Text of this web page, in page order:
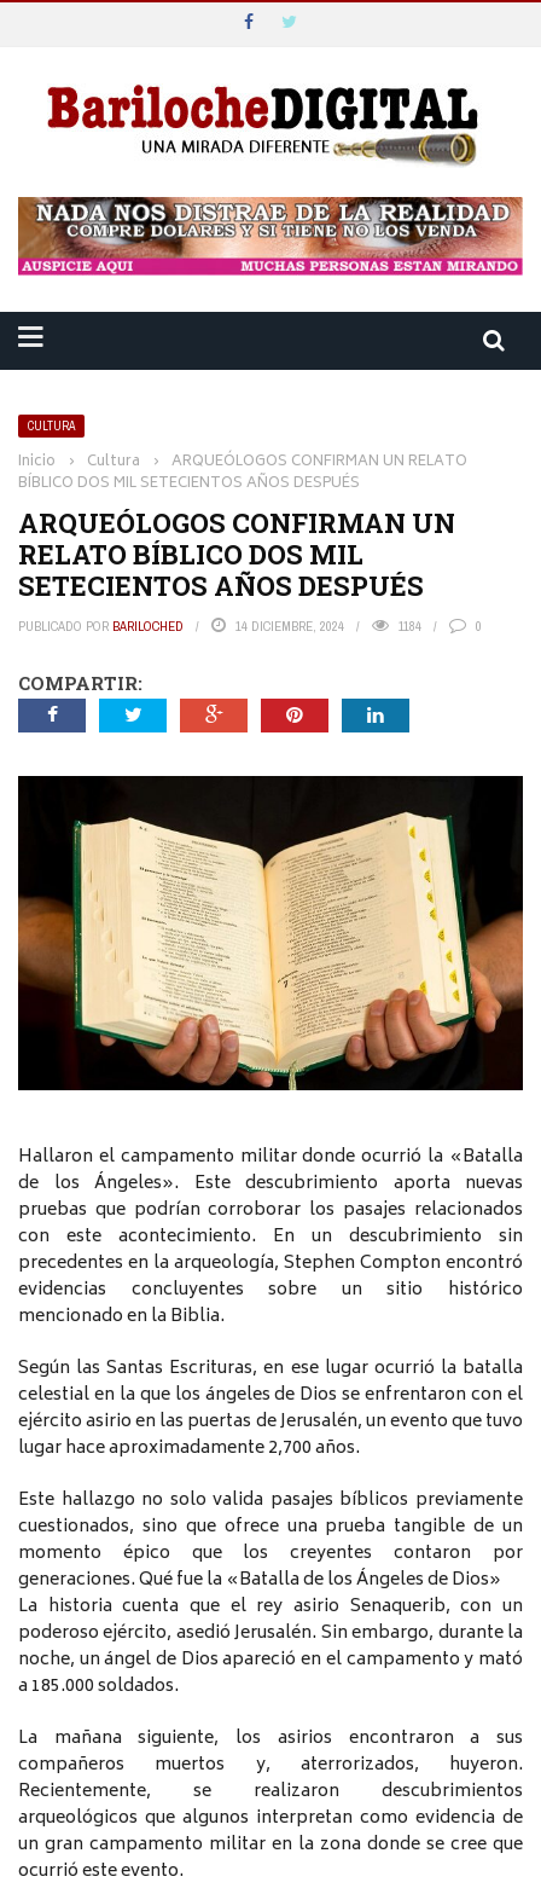
CULTURA
Inicio › Cultura › ARQUEÓLOGOS CONFIRMAN UN RELATO
BÍBLICO DOS MIL SETECIENTOS AÑOS DESPUÉS
ARQUEÓLOGOS CONFIRMAN UN
RELATO BÍBLICO DOS MIL
SETECIENTOS AÑOS DESPUÉS
PUBLICADO POR BARILOCHED 14 DICIEMBRE, 2024 1184 0
COMPARTIR:
Hallaron el campamento militar donde ocurrió la «Batalla
de los Ángeles». Este descubrimiento aporta nuevas
pruebas que podrían corroborar los pasajes relacionados
con este acontecimiento. En un descubrimiento sin
precedentes en la arqueología, Stephen Compton encontró
evidencias concluyentes sobre un sitio histórico
mencionado en la Biblia.
Según las Santas Escrituras, en ese lugar ocurrió la batalla
celestial en la que los ángeles de Dios se enfrentaron con el
ejército asirio en las puertas de Jerusalén, un evento que tuvo
lugar hace aproximadamente 2,700 años.
Este hallazgo no solo valida pasajes bíblicos previamente
cuestionados, sino que ofrece una prueba tangible de un
momento épico que los creyentes contaron por
generaciones. Qué fue la «Batalla de los Ángeles de Dios»
La historia cuenta que el rey asirio Senaquerib, con un
poderoso ejército, asedió Jerusalén. Sin embargo, durante la
noche, un ángel de Dios apareció en el campamento y mató
a 185.000 soldados.
La mañana siguiente, los asirios encontraron a sus
compañeros muertos y, aterrorizados, huyeron.
Recientemente, se realizaron descubrimientos
arqueológicos que algunos interpretan como evidencia de
un gran campamento militar en la zona donde se cree que
ocurrió este evento.